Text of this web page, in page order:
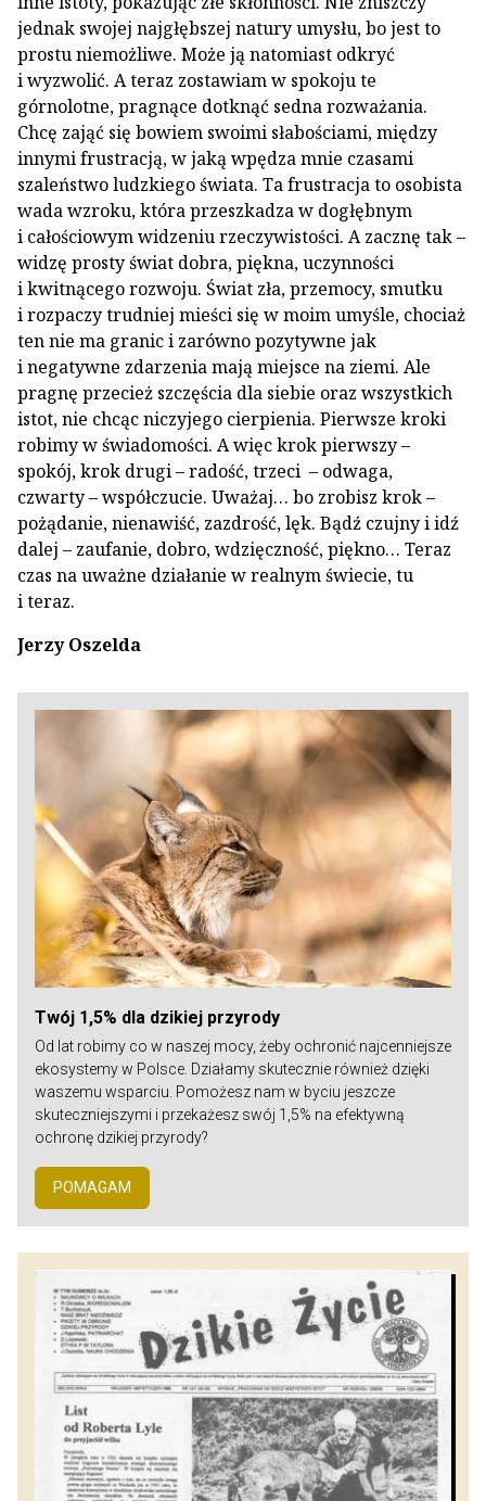
jednak swojej najgłębszej natury umysłu, bo jest to
prostu niemożliwe. Może ją natomiast odkryć
i wyzwolić. A teraz zostawiam w spokoju te
górnolotne, pragnące dotknąć sedna rozważania.
Chcę zająć się bowiem swoimi słabościami, między
innymi frustracją, w jaką wpędza mnie czasami
szaleństwo ludzkiego świata. Ta frustracja to osobista
wada wzroku, która przeszkadza w dogłębnym
i całościowym widzeniu rzeczywistości. A zacznę tak –
widzę prosty świat dobra, piękna, uczynności
i kwitnącego rozwoju. Świat zła, przemocy, smutku
i rozpaczy trudniej mieści się w moim umyśle, chociaż
ten nie ma granic i zarówno pozytywne jak
i negatywne zdarzenia mają miejsce na ziemi. Ale
pragnę przecież szczęścia dla siebie oraz wszystkich
istot, nie chcąc niczyjego cierpienia. Pierwsze kroki
robimy w świadomości. A więc krok pierwszy –
spokój, krok drugi – radość, trzeci – odwaga,
czwarty – współczucie. Uważaj… bo zrobisz krok –
pożądanie, nienawiść, zazdrość, lęk. Bądź czujny i idź
dalej – zaufanie, dobro, wdzięczność, piękno… Teraz
czas na uważne działanie w realnym świecie, tu
i teraz.
Jerzy Oszelda
Twój 1,5% dla dzikiej przyrody
Od lat robimy co w naszej mocy, żeby ochronić najcenniejsze
ekosystemy w Polsce. Działamy skutecznie również dzięki
waszemu wsparciu. Pomożesz nam w byciu jeszcze
skuteczniejszymi i przekażesz swój 1,5% na efektywną
ochronę dzikiej przyrody?
POMAGAM